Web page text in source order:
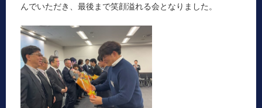
んでいただき、最後まで笑顔溢れる会となりました。